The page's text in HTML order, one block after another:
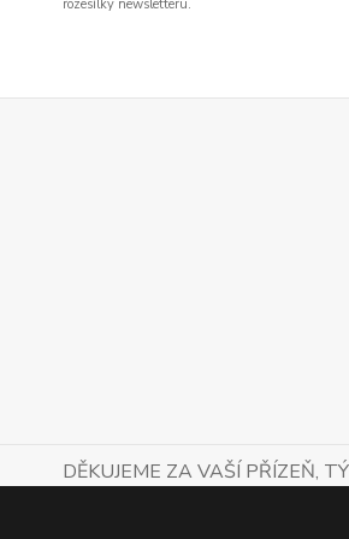
rozesílky newsletteru.
DĚKUJEME ZA VAŠÍ PŘÍZEŇ,